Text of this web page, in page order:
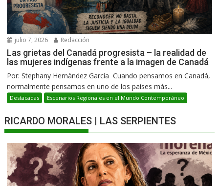
julio 7, 2026 Redacción
Las grietas del Canadá progresista – la realidad de
las mujeres indígenas frente a la imagen de Canadá
Por: Stephany Hernàndez García Cuando pensamos en Canadá,
normalmente pensamos en uno de los países más...
Destacadas Escenarios Regionales en el Mundo Contemporáneo
RICARDO MORALES | LAS SERPIENTES